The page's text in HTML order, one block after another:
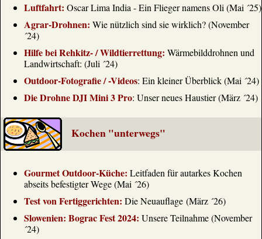
Luftfahrt: Oscar Lima India - Ein Flieger namens Oli (Mai ´25)
Agrar-Drohnen: Wie nützlich sind sie wirklich? (November
´24)
Hilfe bei Rehkitz- / Wildtierrettung: Wärmebilddrohnen und
Landwirtschaft: (Juli ´24)
Outdoor-Fotografie / -Videos: Ein kleiner Überblick (Mai ´24)
Die Drohne DJI Mini 3 Pro: Unser neues Haustier (März ´24)
Kochen "unterwegs"
Gourmet Outdoor-Küche: Leitfaden für autarkes Kochen
abseits befestigter Wege (Mai ´26)
Test von Fertiggerichten: Die Neuauflage (März ´26)
Slowenien: Bograc Fest 2024: Unsere Teilnahme (November
´24)